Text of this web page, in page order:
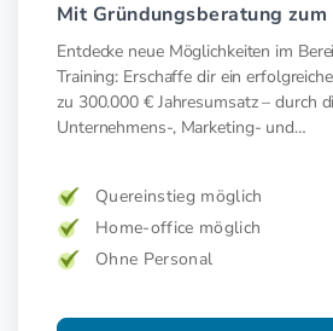
Mit Gründungsberatung
Entdecke neue Möglichkeiten im
Training: Erschaffe dir ein
zu 300.000 € Jahresumsatz – durch
Unternehmens-, Marketing- und
Quereinstieg möglich
Home-office möglich
Ohne Personal